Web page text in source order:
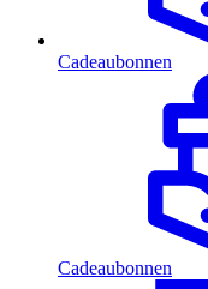
Cadeaubonnen
Cadeaubonnen